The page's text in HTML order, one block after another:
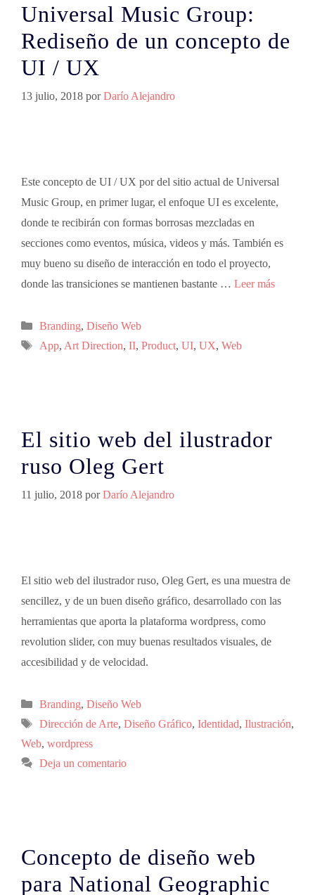
Universal Music Group:
Rediseño de un concepto de
UI / UX
13 julio, 2018 porDarío Alejandro
Este concepto de UI / UX por del sitio actual de Universal
Music Group, en primer lugar, el enfoque UI es excelente,
donde te recibirán con formas borrosas mezcladas en
secciones como eventos, música, videos y más. También es
muy bueno su diseño de interacción en todo el proyecto,
donde las transiciones se mantienen bastante … Leer más
Branding, Diseño Web
App, Art Direction, II, Product, UI, UX, Web
El sitio web del ilustrador
ruso Oleg Gert
11 julio, 2018 porDarío Alejandro
El sitio web del ilustrador ruso, Oleg Gert, es una muestra de
sencillez, y de un buen diseño gráfico, desarrollado con las
herramientas que aporta la plataforma wordpress, como
revolution slider, con muy buenas resultados visuales, de
accesibilidad y de velocidad.
Branding, Diseño Web
Dirección de Arte, Diseño Gráfico, Identidad, Ilustración,
Web, wordpress
Deja un comentario
Concepto de diseño web
para National Geographic